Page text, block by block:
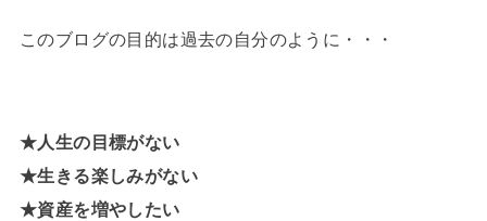
このブログの目的は過去の自分のように・・・
★人生の目標がない
★生きる楽しみがない
★資産を増やしたい